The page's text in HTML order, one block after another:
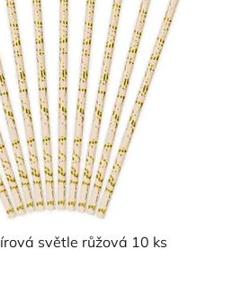
světle růžová 10 ks